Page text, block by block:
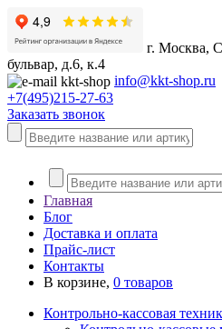
г. Москва,
бульвар, д.6, к.4
info@kkt-shop.ru
+7(495)215-27-63
Заказать звонок
Главная
Блог
Доставка и оплата
Прайс-лист
Контакты
В корзине, 0 товаров
Контрольно-кассовая